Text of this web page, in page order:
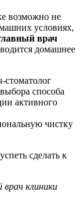
возможно не
условиях,
врач
домашнее
стоматолог
способа
активного
чистку
клиники